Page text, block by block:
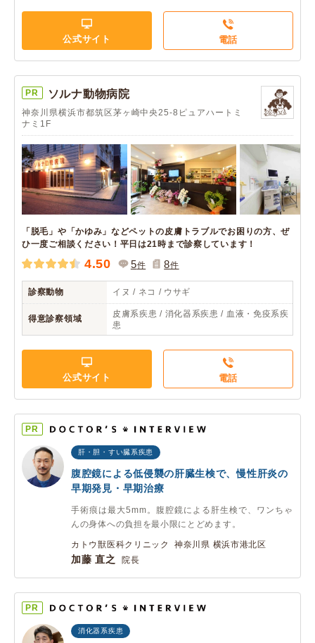
公式サイト 電話
PR ソルナ動物病院
神奈川県横浜市都筑区茅ヶ崎中央25-8ピュアハートミ
ナミ1F
「脱毛」や「かゆみ」などペットの皮膚トラブルでお困りの方、ぜ
ひ一度ご相談ください！平日は21時まで診察しています！
4.50 5件 8件
診察動物 イヌ / ネコ / ウサギ
得意診察領域
皮膚系疾患 / 消化器系疾患 / 血液・免疫系疾
患
公式サイト 電話
PR
肝・胆・すい臓系疾患
腹腔鏡による低侵襲の肝臓生検で、慢性肝炎の
早期発見・早期治療
手術痕は最大5mm。腹腔鏡による肝生検で、ワンちゃ
んの身体への負担を最小限にとどめます。
カトウ獣医科クリニック 神奈川県 横浜市港北区
加藤 直之 院長
PR
消化器系疾患